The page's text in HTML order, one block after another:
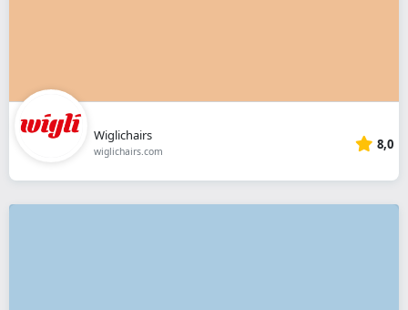
Wiglichairs
wiglichairs.com 8,0